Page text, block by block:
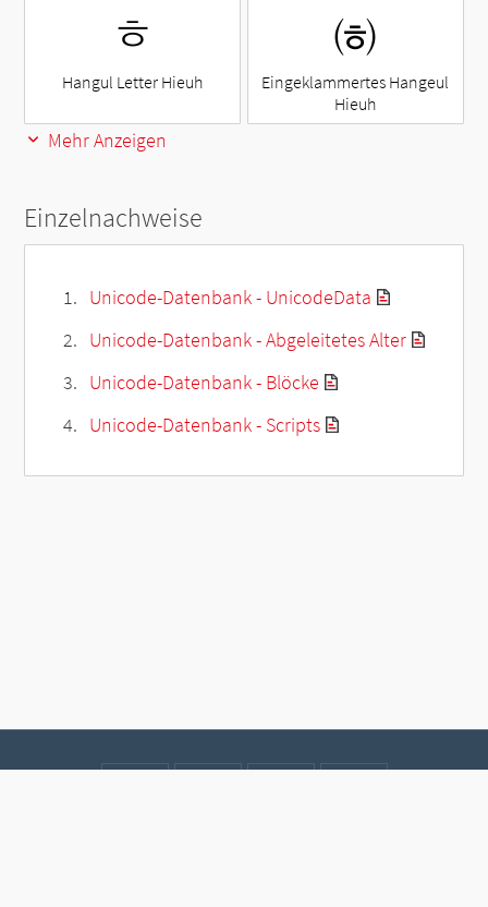
ㅎ
Hangul Letter Hieuh
㈍
Eingeklammertes Hangeul
Hieuh
Mehr Anzeigen
Einzelnachweise
Unicode-Datenbank - UnicodeData
Unicode-Datenbank - Abgeleitetes Alter
Unicode-Datenbank - Blöcke
Unicode-Datenbank - Scripts